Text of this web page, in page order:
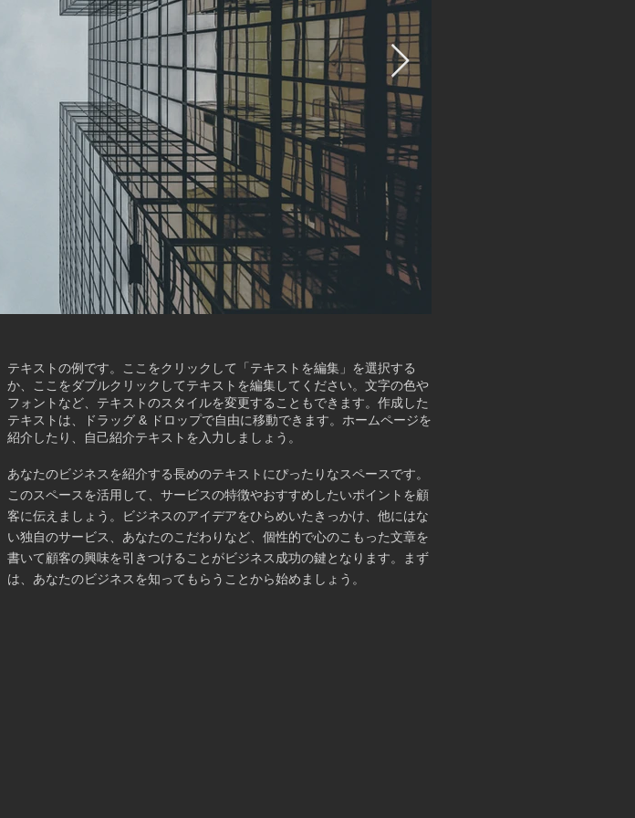
テキストの例です。ここをクリックして「テキストを編集」を選択する
か、ここをダブルクリックしてテキストを編集してください。文字の色や
フォントなど、テキストのスタイルを変更することもできます。作成した
テキストは、ドラッグ & ドロップで自由に移動できます。ホームページを
紹介したり、自己紹介テキストを入力しましょう。
​あなたのビジネスを紹介する長めのテキストにぴったりなスペースです。
このスペースを活用して、サービスの特徴やおすすめしたいポイントを顧
客に伝えましょう。ビジネスのアイデアをひらめいたきっかけ、他にはな
い独自のサービス、あなたのこだわりなど、個性的で心のこもった文章を
書いて顧客の興味を引きつけることがビジネス成功の鍵となります。まず
は、あなたのビジネスを知ってもらうことから始めましょう。